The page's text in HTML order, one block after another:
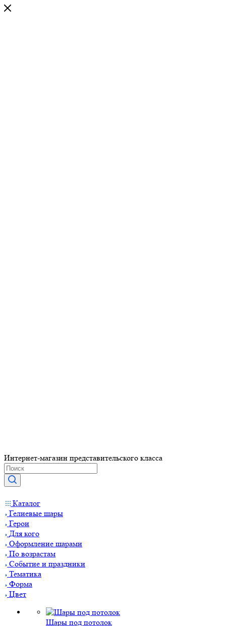
Интернет-магазин представительского класса
Каталог
Гелиевые шары
Герои
Для кого
Оформление шарами
По возрастам
Событие и праздники
Тематика
Форма
Цвет
Шары под потолок